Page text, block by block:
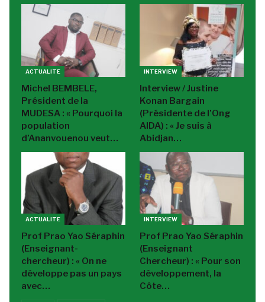
ACTUALITE
Michel BEMBELE,
Président de la
MUDESA : « Pourquoi la
population
d’Ananvouenou veut…
INTERVIEW
Interview / Justine
Konan Bargain
(Présidente de l’Ong
AIDA) : « Je suis à
Abidjan…
ACTUALITE
Prof Prao Yao Séraphin
(Enseignant-
chercheur) : « On ne
développe pas un pays
avec…
INTERVIEW
Prof Prao Yao Séraphin
(Enseignant
Chercheur) : « Pour son
développement, la
Côte…